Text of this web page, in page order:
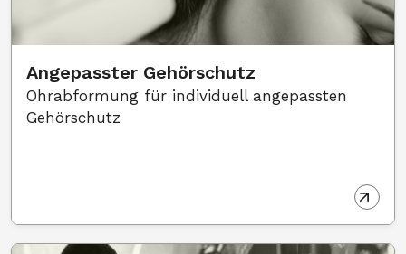
Angepasster Gehörschutz
Ohrabformung für individuell angepassten
Gehörschutz